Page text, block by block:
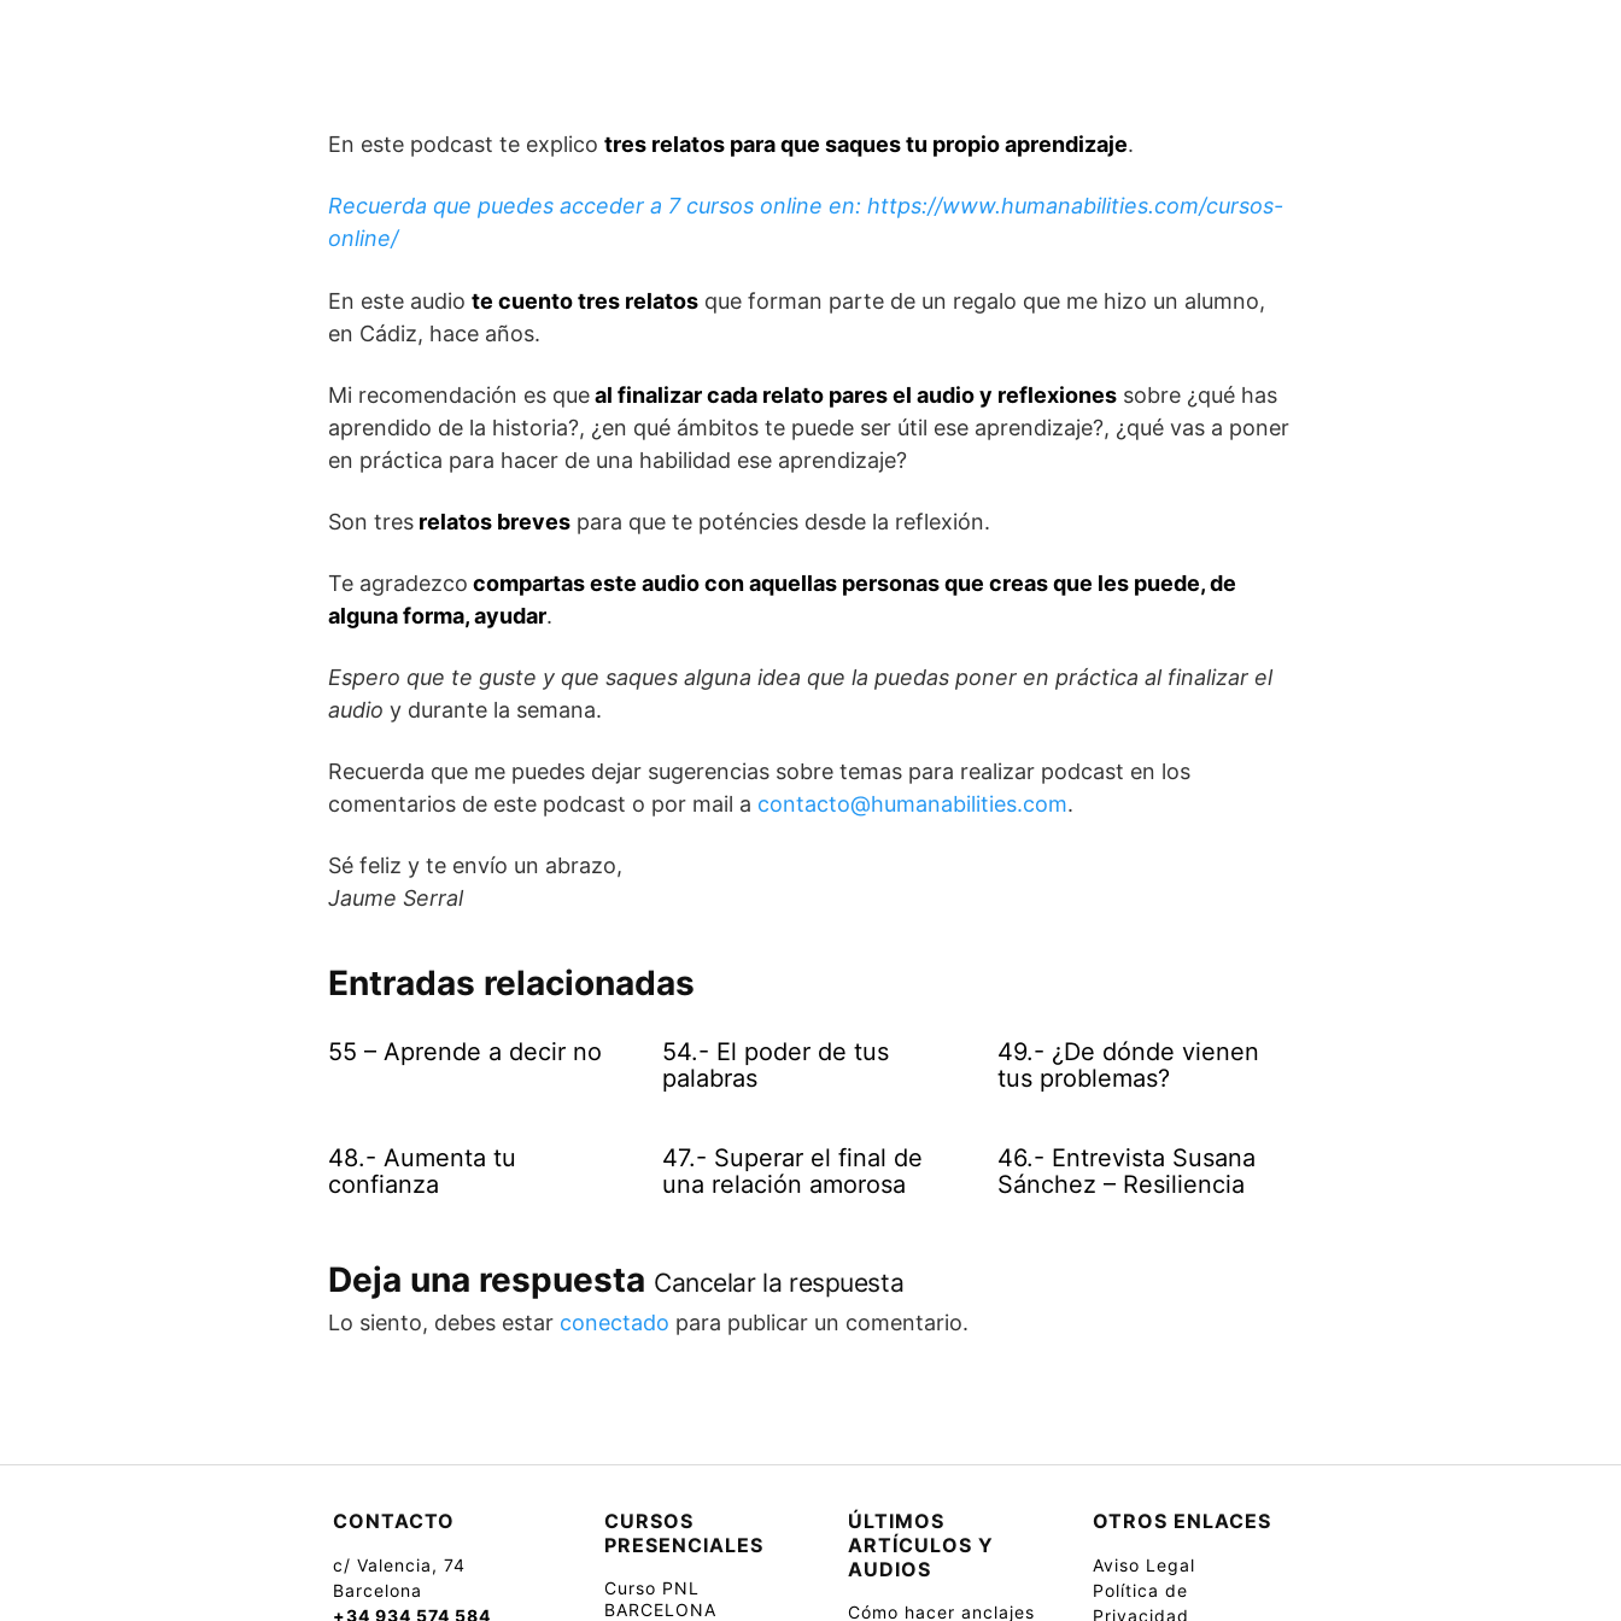
En este podcast te explico tres relatos para que saques tu propio aprendizaje.
Recuerda que puedes acceder a 7 cursos online en: https://www.humanabilities.com/cursos-
online/
En este audio te cuento tres relatos que forman parte de un regalo que me hizo un alumno,
en Cádiz, hace años.
Mi recomendación es queal finalizar cada relato pares el audio y reflexiones sobre ¿qué has
aprendido de la historia?, ¿en qué ámbitos te puede ser útil ese aprendizaje?, ¿qué vas a poner
en práctica para hacer de una habilidad ese aprendizaje?
Son tres relatos breves para que te poténcies desde la reflexión.
Te agradezco compartas este audio con aquellas personas que creas que les puede, de
alguna forma, ayudar.
Espero que te guste y que saques alguna idea que la puedas poner en práctica al finalizar el
audio y durante la semana.
Recuerda que me puedes dejar sugerencias sobre temas para realizar podcast en los
comentarios de este podcast o por mail a contacto@humanabilities.com.
Sé feliz y te envío un abrazo,
Jaume Serral
Entradas relacionadas
55 – Aprende a decir no
54.- El poder de tus
palabras
49.- ¿De dónde vienen
tus problemas?
48.- Aumenta tu
confianza
47.- Superar el final de
una relación amorosa
46.- Entrevista Susana
Sánchez – Resiliencia
Deja una respuesta Cancelar la respuesta
Lo siento, debes estar conectado para publicar un comentario.
CONTACTO
c/ Valencia, 74
Barcelona
+34 934 574 584
CURSOS
PRESENCIALES
Curso PNL
BARCELONA
ÚLTIMOS
ARTÍCULOS Y
AUDIOS
Cómo hacer anclajes
OTROS ENLACES
Aviso Legal
Política de
Privacidad